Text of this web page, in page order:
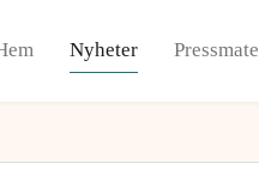
Nyheter